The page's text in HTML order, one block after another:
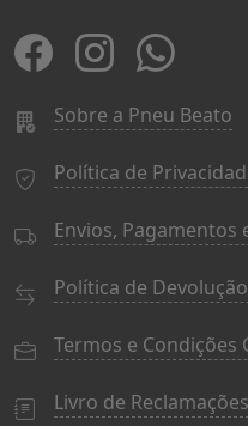
Sobre a Pneu Beato
Política de
Envios, Pagamentos
Política de
Termos e Condições
Livro de Reclamações